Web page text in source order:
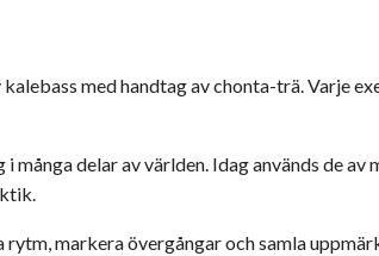
med handtag av chonta-trä. Varje
delar av världen. Idag används de
markera övergångar och samla